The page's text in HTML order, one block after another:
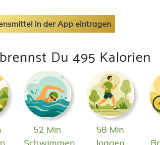
in der App eintragen
Du 495 Kalorien
52 Min
58 Min